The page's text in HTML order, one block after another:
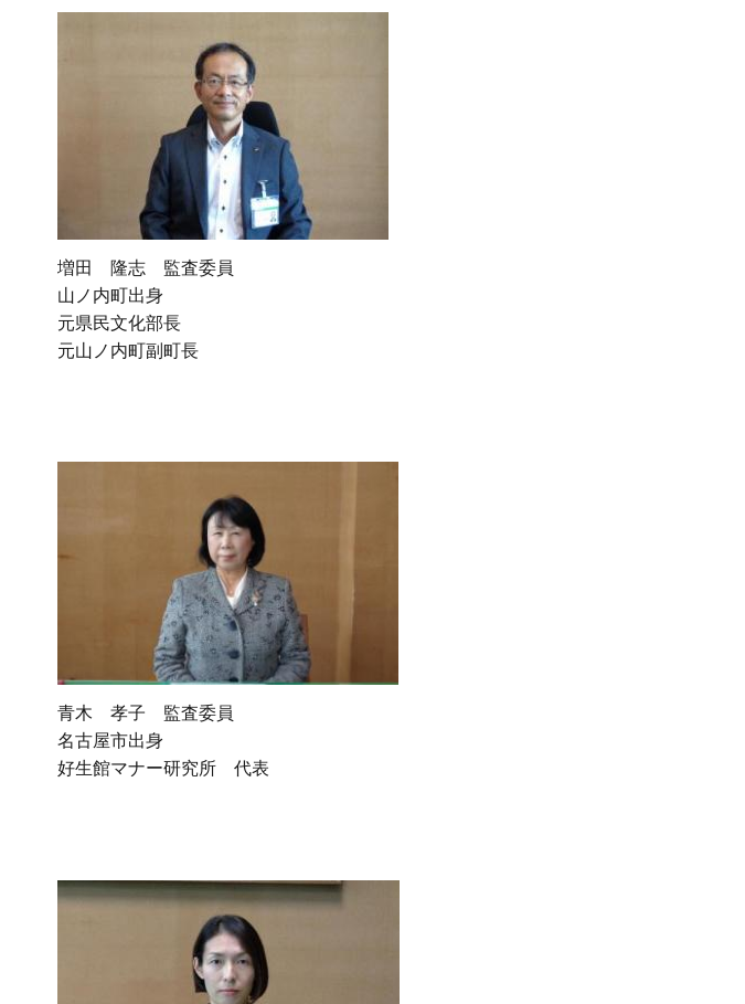
増田 隆志 監査委員
山ノ内町出身
元県民文化部長
元山ノ内町副町長
青木 孝子 監査委員
名古屋市出身
好生館マナー研究所 代表